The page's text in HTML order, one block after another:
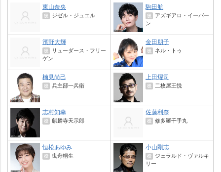
東山奈央
役 ジゼル・ジュエル
駒田航
役
アズギアロ・イーバー
ン
濱野大輝
役
リューダース・フリー
ゲン
金田朋子
役 ネル・トゥ
楠見尚己
役 兵主部一兵衛
上田燿司
役 二枚屋王悦
志村知幸
役 麒麟寺天示郎
佐藤利奈
役 修多羅千手丸
恒松あゆみ
役 曳舟桐生
小山剛志
役
ジェラルド・ヴァルキ
リー